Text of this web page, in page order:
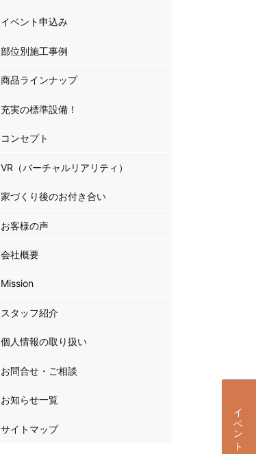
イベント申込み
部位別施工事例
商品ラインナップ
充実の標準設備！
コンセプト
VR（バーチャルリアリティ）
家づくり後のお付き合い
お客様の声
会社概要
Mission
スタッフ紹介
個人情報の取り扱い
お問合せ・ご相談
お知らせ一覧
サイトマップ イベント予約